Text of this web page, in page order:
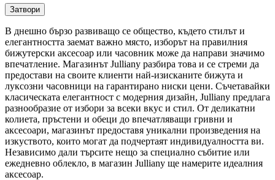
Затвори
В днешно бързо развиващо се общество, където стилът и
елегантността заемат важно място, изборът на правилния
бижутерски аксесоар или часовник може да направи значимо
впечатление. Магазинът Julliany разбира това и се стреми да
предостави на своите клиенти най-изисканите бижута и
луксозни часовници на гарантирано ниски цени. Съчетавайки
класическата елегантност с модерния дизайн, Julliany предлага
разнообразие от избори за всеки вкус и стил. От деликатни
колиета, пръстени и обеци до впечатляващи гривни и
аксесоари, магазинът предоставя уникални произведения на
изкуството, които могат да подчертаят индивидуалността ви.
Независимо дали търсите нещо за специално събитие или
ежедневно облекло, в магазин Julliany ще намерите идеалния
аксесоар.